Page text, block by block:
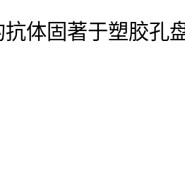
抗体固著于塑胶孔